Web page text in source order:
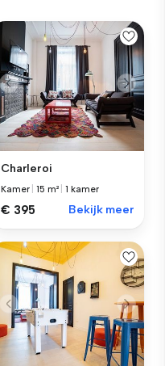
Charleroi
Kamer |15 m² |1 kamer
€ 395 Bekijk meer